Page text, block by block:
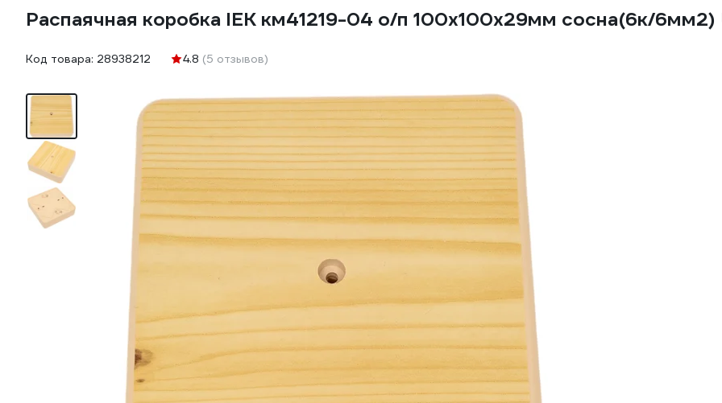
Распаячная коробка IEK км41219-04 о/п 100x100x29мм сосна(6к/
Код товара: 28938212 4.8 (5 отзывов)